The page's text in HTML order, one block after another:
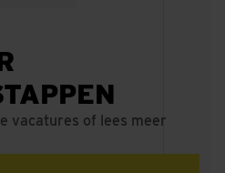
vacatures of lees meer